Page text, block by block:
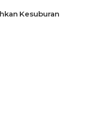
Kesuburan